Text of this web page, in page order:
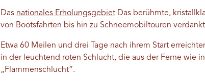
Das nationales ErholungsgebietDas berühmte,
von Bootsfahrten bis hin zu Schneemobiltouren
Etwa 60 Meilen und drei Tage nach ihrem Start
in der leuchtend roten Schlucht, die aus der Ferne wie
„Flammenschlucht“.